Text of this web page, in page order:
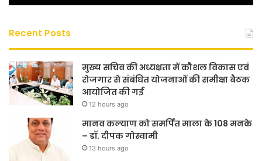
Recent Posts
मुख्य सचिव की अध्यक्षता में कौशल विकास एवं
रोजगार से संबंधित योजनाओं की समीक्षा बैठक
आयोजित की गई
12 hours ago
मानव कल्याण को समर्पित माला के 108 मनके
– डॉ. दीपक गोस्वामी
13 hours ago